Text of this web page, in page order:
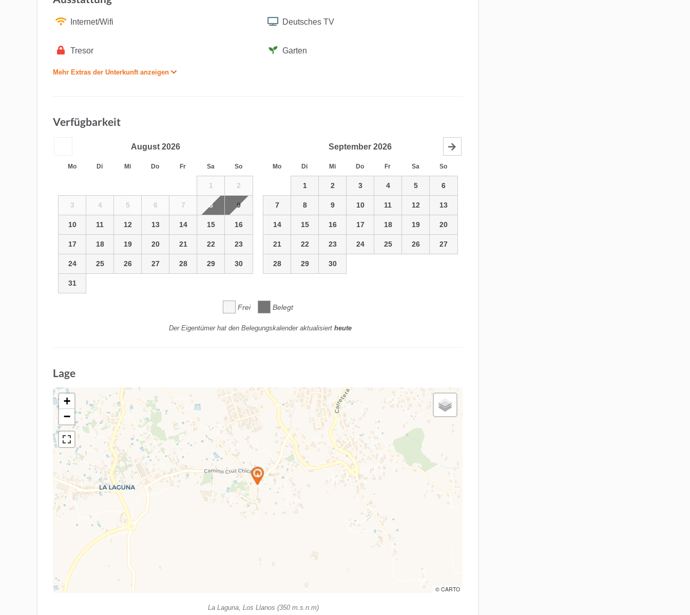
Internet/Wifi Deutsches TV
Tresor Garten
Mehr Extras der Unterkunft anzeigen
Verfügbarkeit
August 2026
Mo Di Mi Do Fr Sa So
1 2
3 4 5 6 7 8 9
10 11 12 13 14 15 16
17 18 19 20 21 22 23
24 25 26 27 28 29 30
31
September 2026
Mo Di Mi Do Fr Sa So
1 2 3 4 5 6
7 8 9 10 11 12 13
14 15 16 17 18 19 20
21 22 23 24 25 26 27
28 29 30
Frei Belegt
Der Eigentümer hat den Belegungskalender aktualisiert heute
Lage
+
−
© CARTO
La Laguna, Los Llanos (350 m.s.n.m)